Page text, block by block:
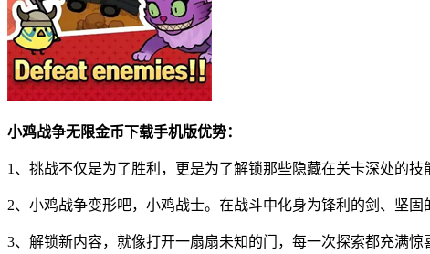
小鸡战争无限金币下载手机版优势：
1、挑战不仅是为了胜利，更是为了解锁那些隐藏在关卡深处的技
2、小鸡战争变形吧，小鸡战士。在战斗中化身为锋利的剑、坚固
3、解锁新内容，就像打开一扇扇未知的门，每一次探索都充满惊